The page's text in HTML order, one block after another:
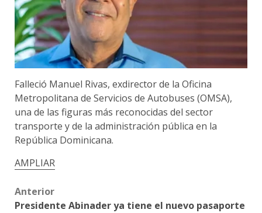
Falleció Manuel Rivas, exdirector de la Oficina
Metropolitana de Servicios de Autobuses (OMSA),
una de las figuras más reconocidas del sector
transporte y de la administración pública en la
República Dominicana.
AMPLIAR
Post
Anterior
Presidente Abinader ya tiene el nuevo pasaporte